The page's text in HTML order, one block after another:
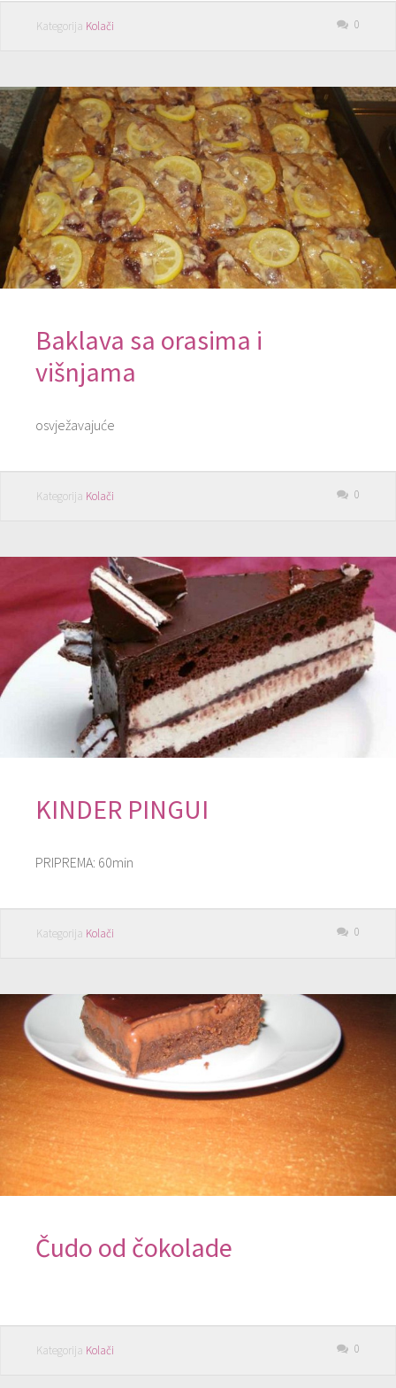
Kategorija Kolači 0
Baklava sa orasima i
višnjama
osvježavajuće
Kategorija Kolači 0
KINDER PINGUI
PRIPREMA: 60min
Kategorija Kolači 0
Čudo od čokolade
Kategorija Kolači 0